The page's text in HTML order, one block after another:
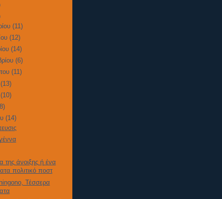
(11)
(12)
(14)
(6)
(11)
(13)
(10)
(14)
της άνοιξης ή ένα
πολιτικό ποστ
Τέσσερα